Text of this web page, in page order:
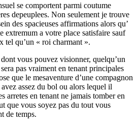
se comportent parmi coutume
depeuplees. Non seulement je trouve
des spacieuses affirmations alors qu’
extremum a votre place satisfaire sauf
tel qu’un « roi charmant ».
vous pouvez visionner, quelqu’un
pas vraiment en tenant principales
que le mesaventure d’une compagnon
assez du bol ou alors lequel il
arretes en tenant ne jamais tomber en
que vous soyez pas du tout vous
de temps.